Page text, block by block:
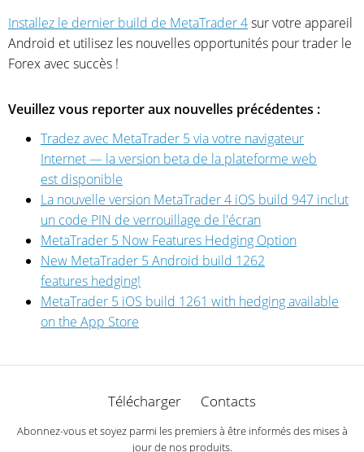
Installez le dernier build de MetaTrader 4sur votre appareil
Android et utilisez les nouvelles opportunités pour trader le
Forex avec succès !
Veuillez vous reporter aux nouvelles précédentes :
Tradez avec MetaTrader 5 via votre navigateur
Internet — la version beta de la plateforme web
est disponible
La nouvelle version MetaTrader 4 iOS build 947 inclut
un code PIN de verrouillage de l'écran
MetaTrader 5 Now Features Hedging Option
New MetaTrader 5 Android build 1262
features hedging!
MetaTrader 5 iOS build 1261 with hedging available
on the App Store
Télécharger Contacts
Abonnez-vous et soyez parmi les premiers à être informés des mises à
jour de nos produits.